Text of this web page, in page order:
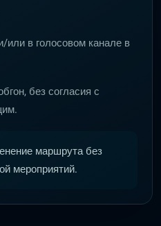
или в голосовом канале в
без согласия с
маршрута без
мероприятий.